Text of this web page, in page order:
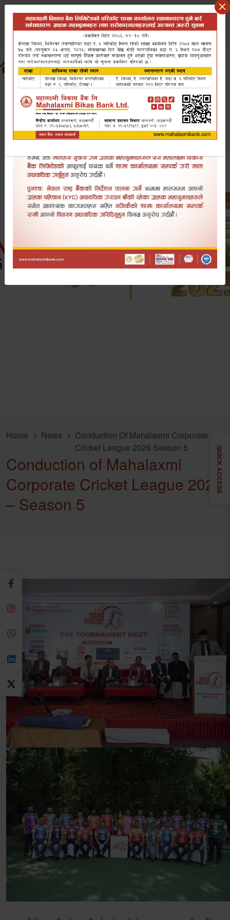
Saturday August 8, 2026
वि.सं २०८३ साउन २३ शनिबार
Home News
Conduction Of Mahalaxmi Corporate
Cricket League 2026 Season 5
Conduction of Mahalaxmi
Corporate Cricket League 2026
– Season 5
QUICK ACCESS